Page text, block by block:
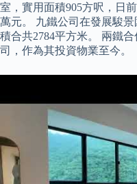
室，實用面積905方呎，日
萬元。 九鐵公司在發展駿
積合共2784平方米。 兩鐵
司，作為其投資物業至今。